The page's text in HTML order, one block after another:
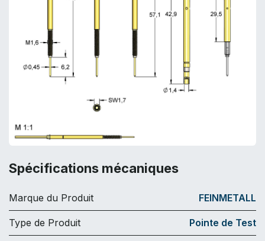
Spécifications mécaniques
Marque du Produit FEINMETALL
Type de Produit Pointe de Test